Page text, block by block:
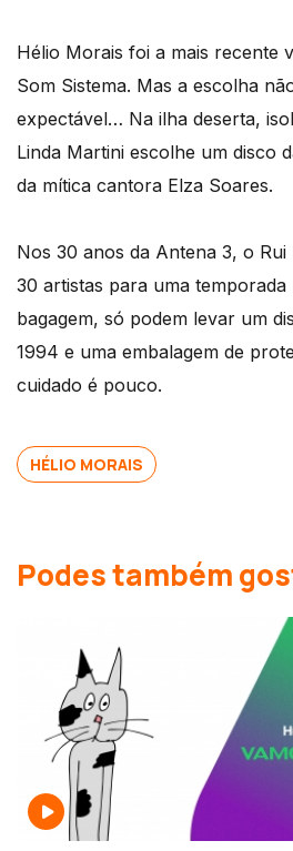
Hélio Morais foi a mais recente
Som Sistema. Mas a escolha
expectável… Na ilha deserta,
Linda Martini escolhe um disco
da mítica cantora Elza Soares.
Nos 30 anos da Antena 3, o
30 artistas para uma
bagagem, só podem levar um
1994 e uma embalagem de
cuidado é pouco.
HÉLIO MORAIS
Podes também